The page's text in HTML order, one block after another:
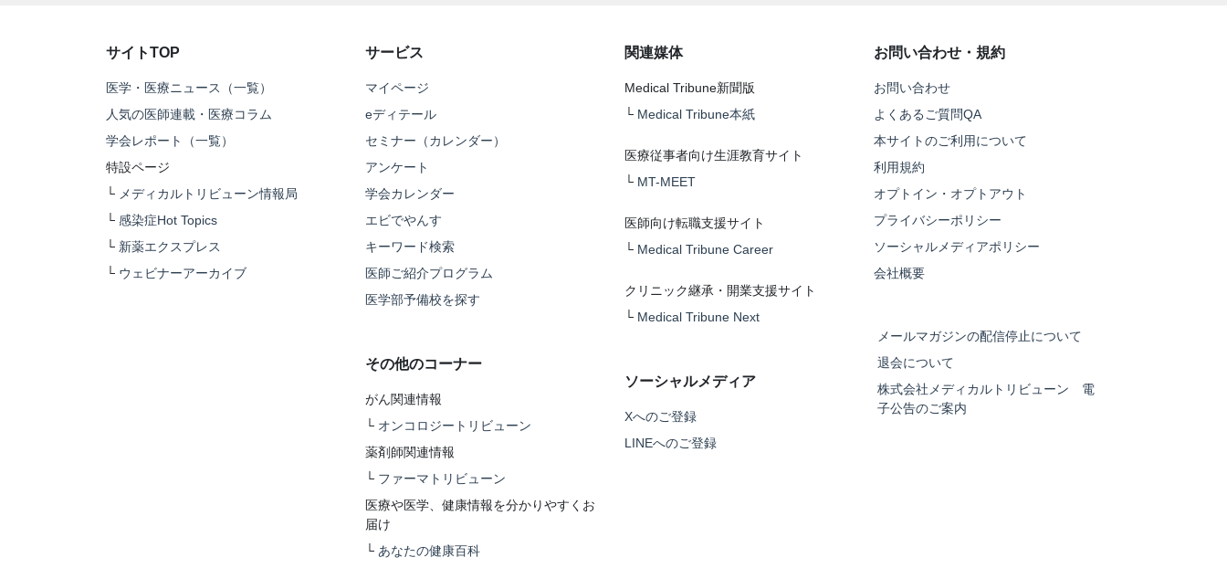
サイトTOP
医学・医療ニュース（一覧）
人気の医師連載・医療コラム
学会レポート（一覧）
特設ページ
└ メディカルトリビューン情報局
└ 感染症Hot Topics
└ 新薬エクスプレス
└ ウェビナーアーカイブ
サービス
マイページ
eディテール
セミナー（カレンダー）
アンケート
学会カレンダー
エビでやんす
キーワード検索
医師ご紹介プログラム
医学部予備校を探す
その他のコーナー
がん関連情報
└ オンコロジートリビューン
薬剤師関連情報
└ ファーマトリビューン
医療や医学、健康情報を分かりやすくお
届け
└ あなたの健康百科
関連媒体
Medical Tribune新聞版
└ Medical Tribune本紙
医療従事者向け生涯教育サイト
└ MT-MEET
医師向け転職支援サイト
└ Medical Tribune Career
クリニック継承・開業支援サイト
└ Medical Tribune Next
ソーシャルメディア
Xへのご登録
LINEへのご登録
お問い合わせ・規約
お問い合わせ
よくあるご質問QA
本サイトのご利用について
利用規約
オプトイン・オプトアウト
プライバシーポリシー
ソーシャルメディアポリシー
会社概要
メールマガジンの配信停止について
退会について
株式会社メディカルトリビューン 電
子公告のご案内